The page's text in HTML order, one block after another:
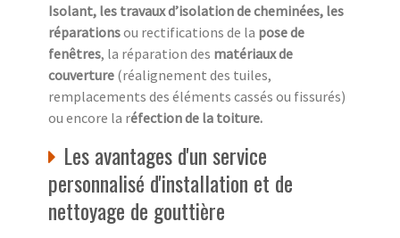
Isolant, les travaux d’isolation de cheminées, les
réparationsou rectifications de la pose de
fenêtres, la réparation des matériaux de
couverture (réalignement des tuiles,
remplacements des éléments cassés ou fissurés)
ou encore la réfection de la toiture.
Les avantages d'un service
personnalisé d'installation et de
nettoyage de gouttière